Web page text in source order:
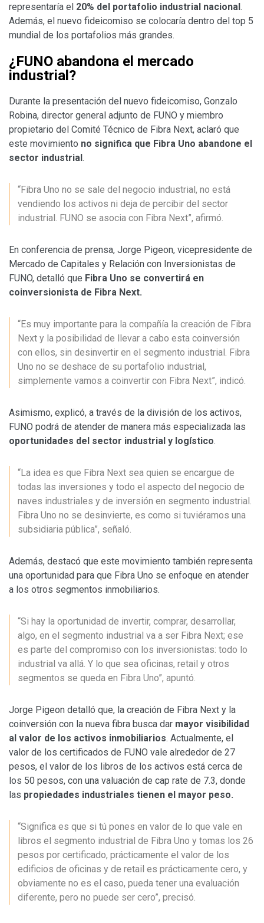
representaría el 20% del portafolio industrial nacional.
Además, el nuevo fideicomiso se colocaría dentro del top 5
mundial de los portafolios más grandes.
¿FUNO abandona el mercado
industrial?
Durante la presentación del nuevo fideicomiso, Gonzalo
Robina, director general adjunto de FUNO y miembro
propietario del Comité Técnico de Fibra Next, aclaró que
este movimiento no significa que Fibra Uno abandone el
sector industrial.
“Fibra Uno no se sale del negocio industrial, no está
vendiendo los activos ni deja de percibir del sector
industrial. FUNO se asocia con Fibra Next”, afirmó.
En conferencia de prensa, Jorge Pigeon, vicepresidente de
Mercado de Capitales y Relación con Inversionistas de
FUNO, detalló que Fibra Uno se convertirá en
coinversionista de Fibra Next.
“Es muy importante para la compañía la creación de Fibra
Next y la posibilidad de llevar a cabo esta coinversión
con ellos, sin desinvertir en el segmento industrial. Fibra
Uno no se deshace de su portafolio industrial,
simplemente vamos a coinvertir con Fibra Next”, indicó.
Asimismo, explicó, a través de la división de los activos,
FUNO podrá de atender de manera más especializada las
oportunidades del sector industrial y logístico.
“La idea es que Fibra Next sea quien se encargue de
todas las inversiones y todo el aspecto del negocio de
naves industriales y de inversión en segmento industrial.
Fibra Uno no se desinvierte, es como si tuviéramos una
subsidiaria pública”, señaló.
Además, destacó que este movimiento también representa
una oportunidad para que Fibra Uno se enfoque en atender
a los otros segmentos inmobiliarios.
“Si hay la oportunidad de invertir, comprar, desarrollar,
algo, en el segmento industrial va a ser Fibra Next; ese
es parte del compromiso con los inversionistas: todo lo
industrial va allá. Y lo que sea oficinas, retail y otros
segmentos se queda en Fibra Uno”, apuntó.
Jorge Pigeon detalló que, la creación de Fibra Next y la
coinversión con la nueva fibra busca dar mayor visibilidad
al valor de los activos inmobiliarios. Actualmente, el
valor de los certificados de FUNO vale alrededor de 27
pesos, el valor de los libros de los activos está cerca de
los 50 pesos, con una valuación de cap rate de 7.3, donde
las propiedades industriales tienen el mayor peso.
“Significa es que si tú pones en valor de lo que vale en
libros el segmento industrial de Fibra Uno y tomas los 26
pesos por certificado, prácticamente el valor de los
edificios de oficinas y de retail es prácticamente cero, y
obviamente no es el caso, pueda tener una evaluación
diferente, pero no puede ser cero”, precisó.